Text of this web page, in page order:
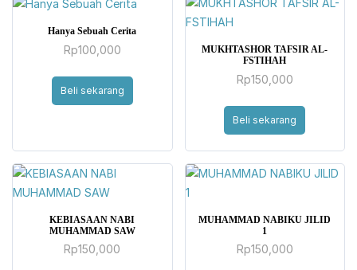
Hanya Sebuah Cerita
Rp100,000
Beli sekarang
MUKHTASHOR TAFSIR AL-
FSTIHAH
Rp150,000
Beli sekarang
KEBIASAAN NABI
MUHAMMAD SAW
Rp150,000
MUHAMMAD NABIKU JILID
1
Rp150,000